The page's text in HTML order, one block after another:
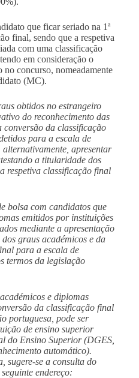
que ficar seriado na 1ª
final, sendo que a respetiva
com uma classificação
em consideração o
no concurso, nomeadamente
(MC).
obtidos no estrangeiro
do reconhecimento das
da classificação
para a escala de
apresentar
a titularidade dos
respetiva classificação final
bolsa com candidatos que
emitidos por instituições
mediante a apresentação
graus académicos e da
para a escala de
termos da legislação
e diplomas
da classificação final
portuguesa, pode ser
de ensino superior
do Ensino Superior (DGES,
automático).
sugere-se a consulta do
endereço: